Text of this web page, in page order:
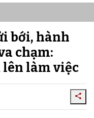
bới, hành
chạm:
lên làm việc